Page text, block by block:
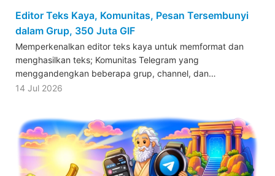
Editor Teks Kaya, Komunitas, Pesan Tersembunyi
dalam Grup, 350 Juta GIF
Memperkenalkan editor teks kaya untuk memformat dan
menghasilkan teks; Komunitas Telegram yang
menggandengkan beberapa grup, channel, dan…
14 Jul 2026